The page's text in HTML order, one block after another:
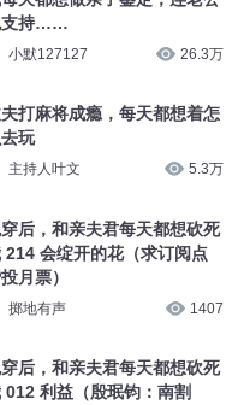
支持……
小默127127 26.3万
打麻将成瘾，每天都想着怎
玩
主持人叶文 5.3万
后，和亲夫君每天都想砍死
214 会绽开的花（求订阅点
月票）
掷地有声 1407
后，和亲夫君每天都想砍死
012 利益（殷珉钧：南割